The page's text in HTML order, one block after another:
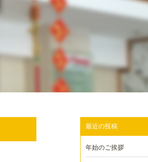
最近の投稿
年始のご挨拶